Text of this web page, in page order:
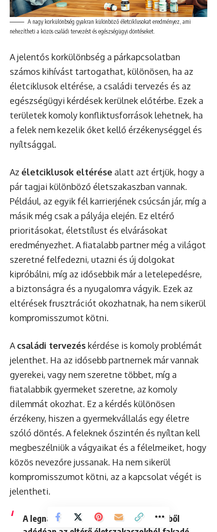
A nagy korkülönbség gyakran különböző életciklusokat eredményez, ami
nehezítheti a közös családi tervezést és egészségügyi döntéseket.
A jelentős korkülönbség a párkapcsolatban
számos kihívást tartogathat, különösen, ha az
életciklusok eltérése, a családi tervezés és az
egészségügyi kérdések kerülnek előtérbe. Ezek a
területek komoly konfliktusforrások lehetnek, ha
a felek nem kezelik őket kellő érzékenységgel és
nyíltsággal.
Az életciklusok eltérése alatt azt értjük, hogy a
pár tagjai különböző életszakaszban vannak.
Például, az egyik fél karrierjének csúcsán jár, míg a
másik még csak a pályája elején. Ez eltérő
prioritásokat, életstílust és elvárásokat
eredményezhet. A fiatalabb partner még a világot
szeretné felfedezni, utazni és új dolgokat
kipróbálni, míg az idősebbik már a letelepedésre,
a biztonságra és a nyugalomra vágyik. Ezek az
eltérések frusztrációt okozhatnak, ha nem sikerül
kompromisszumot kötni.
A családi tervezés kérdése is komoly problémát
jelenthet. Ha az idősebb partnernek már vannak
gyerekei, vagy nem szeretne többet, míg a
fiatalabbik gyermeket szeretne, az komoly
dilemmát okozhat. Ez a kérdés különösen
érzékeny, hiszen a gyermekvállalás egy életre
szóló döntés. A feleknek őszintén és nyíltan kell
megbeszélniük a vágyaikat és a félelmeiket, hogy
közös nevezőre jussanak. Ha nem sikerül
kompromisszumot kötni, az a kapcsolat végét is
jelentheti.
A legnagyobb kihívást a korkülönbségből